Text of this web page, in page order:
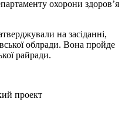
охорони здоров’я
на засіданні,
облради. Вона пройде
райради.
проект